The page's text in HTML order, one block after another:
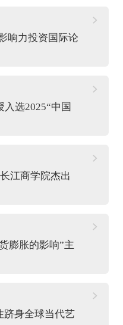
响力投资国际论
选2025“中国
江商学院杰出
膨胀的影响”主
跻身全球当代艺